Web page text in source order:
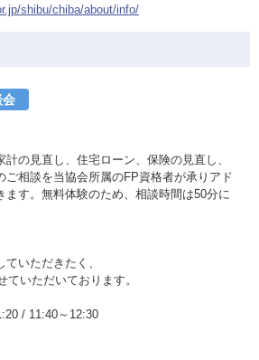
shibu/chiba/about/info/
会
の見直し、住宅ローン、保険の見直し、
ご相談を当協会所属のFP資格者が承りアド
ます。無料体験のため、相談時間は50分に
いただきたく、
ていただいております。
/ 11:40～12:30